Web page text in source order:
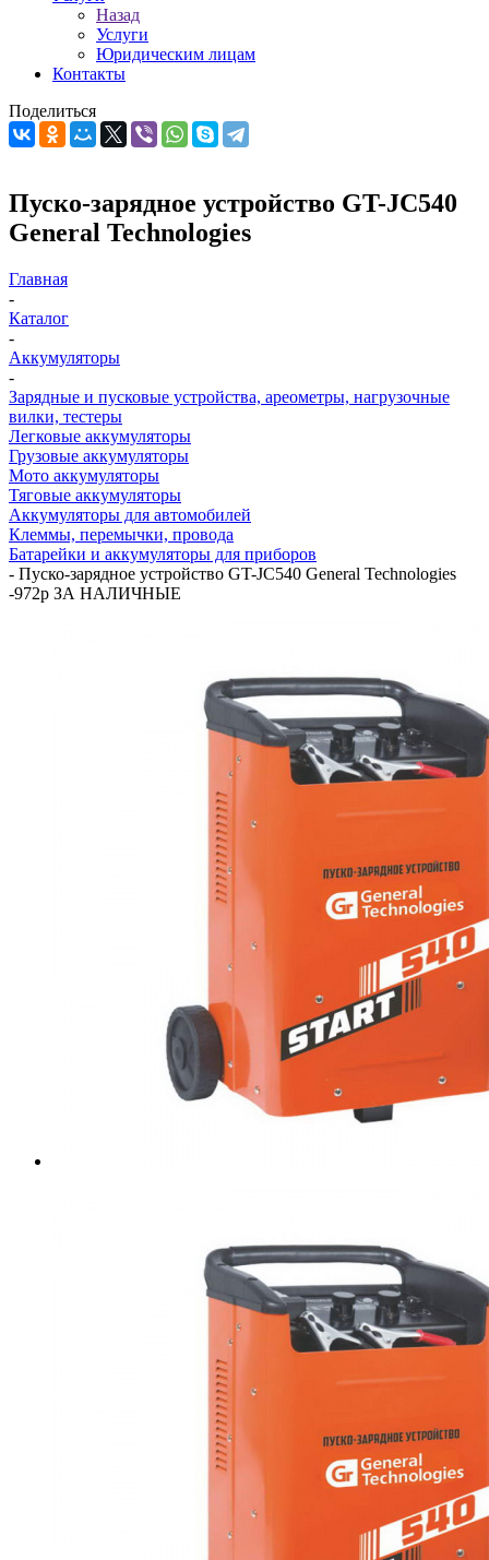
Назад
Услуги
Юридическим лицам
Контакты
Поделиться
Пуско-зарядное устройство GT-JC540
General Technologies
Главная
-
Каталог
-
Аккумуляторы
-
Зарядные и пусковые устройства, ареометры, нагрузочные
вилки, тестеры
Легковые аккумуляторы
Грузовые аккумуляторы
Мото аккумуляторы
Тяговые аккумуляторы
Аккумуляторы для автомобилей
Клеммы, перемычки, провода
Батарейки и аккумуляторы для приборов
- Пуско-зарядное устройство GT-JC540 General Technologies
-972р ЗА НАЛИЧНЫЕ